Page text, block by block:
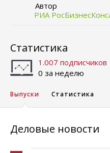
Автор
РИА
Статистика
1.007 подписчиков
0 за неделю
Выпуски Статистика
Деловые новости